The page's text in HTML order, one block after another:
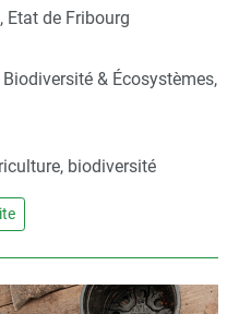
Etat de Fribourg
& Écosystèmes,
biodiversité